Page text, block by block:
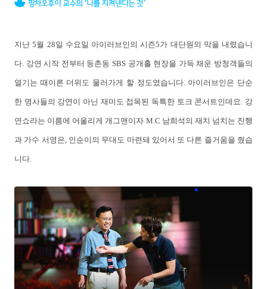
지난 5월 28일 수요일 아이러브인의 시즌5가 대단원의 막을 내렸습니
다. 강연 시작 전부터 등촌동 SBS 공개홀 현장을 가득 채운 방청객들의
열기는 때이른 더위도 물러가게 할 정도였습니다. 아이러브인은 단순
한 명사들의 강연이 아닌 재미도 접목된 독특한 토크 콘서트인데요. 강
연쇼라는 이름에 어울리게 개그맨이자 M.C 남희석의 재치 넘치는 진행
과 가수 서영은, 인순이의 무대도 마련돼 있어서 또 다른 즐거움을 줬습
니다.